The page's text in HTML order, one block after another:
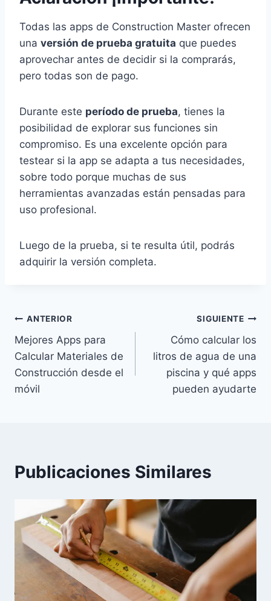
Todas las apps de Construction Master ofrecen
una versión de prueba gratuita que puedes
aprovechar antes de decidir si la comprarás,
pero todas son de pago.
Durante este período de prueba, tienes la
posibilidad de explorar sus funciones sin
compromiso. Es una excelente opción para
testear si la app se adapta a tus necesidades,
sobre todo porque muchas de sus
herramientas avanzadas están pensadas para
uso profesional.
Luego de la prueba, si te resulta útil, podrás
adquirir la versión completa.
Navegación
de
entradas
ANTERIOR
Mejores Apps para
Calcular Materiales de
Construcción desde el
móvil
SIGUIENTE
Cómo calcular los
litros de agua de una
piscina y qué apps
pueden ayudarte
Publicaciones Similares